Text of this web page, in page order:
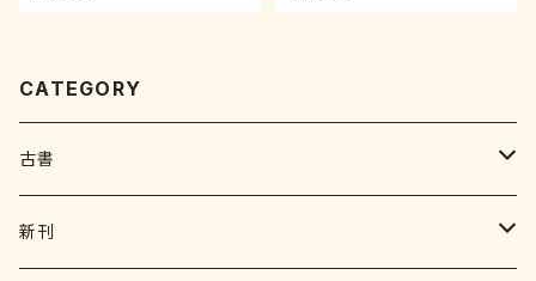
CATEGORY
古書
写真集 画集
新刊